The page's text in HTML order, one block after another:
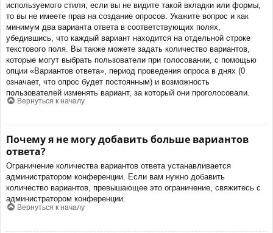
используемого стиля; если вы не видите такой вкладки или формы,
то вы не имеете прав на создание опросов. Укажите вопрос и как
минимум два варианта ответа в соответствующих полях,
убедившись, что каждый вариант находится на отдельной строке
текстового поля. Вы также можете задать количество вариантов,
которые могут выбрать пользователи при голосовании, с помощью
опции «Вариантов ответа», период проведения опроса в днях (0
означает, что опрос будет постоянным) и возможность
пользователей изменять вариант, за который они проголосовали.
Вернуться к началу
Почему я не могу добавить больше вариантов
ответа?
Ограничение количества вариантов ответа устанавливается
администратором конференции. Если вам нужно добавить
количество вариантов, превышающее это ограничение, свяжитесь с
администратором конференции.
Вернуться к началу